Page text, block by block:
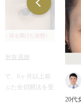
・目を開けた状態）
幹弥 医師
で、6ヶ月以上前
ぶた全切開法を受
20代